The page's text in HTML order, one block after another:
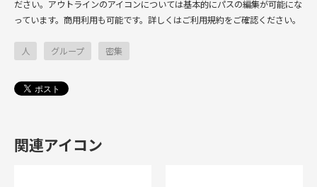
ださい。アウトラインのアイコンについては基本的にパスの編集が可能にな
っています。商用利用も可能です。詳しくはご利用規約をご確認ください。
人 グループ 密集
関連アイコン